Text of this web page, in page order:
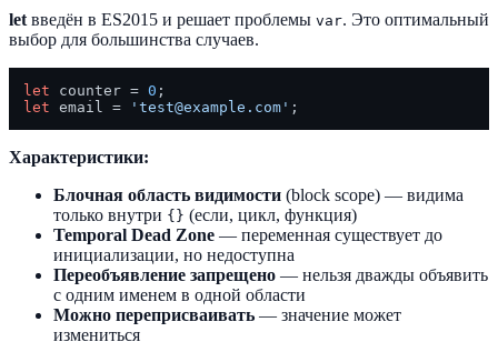
let введён в ES2015 и решает проблемы var. Это оптимальный
выбор для большинства случаев.
let counter = 0
let email = 'test@example.com'
Характеристики:
Блочная область видимости (block scope) — видима
только внутри {} (если, цикл, функция)
Temporal Dead Zone — переменная существует до
инициализации, но недоступна
Переобъявление запрещено — нельзя дважды объявить
с одним именем в одной области
Можно переприсваивать — значение может
измениться